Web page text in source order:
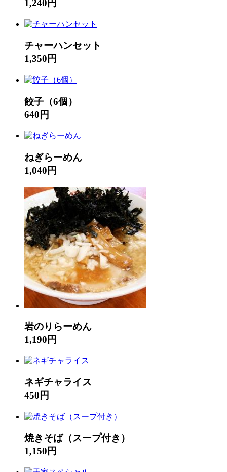
1,240円
チャーハンセット
1,350円
餃子（6個）
640円
ねぎらーめん
1,040円
岩のりらーめん
1,190円
ネギチャライス
450円
焼きそば（スープ付き）
1,150円